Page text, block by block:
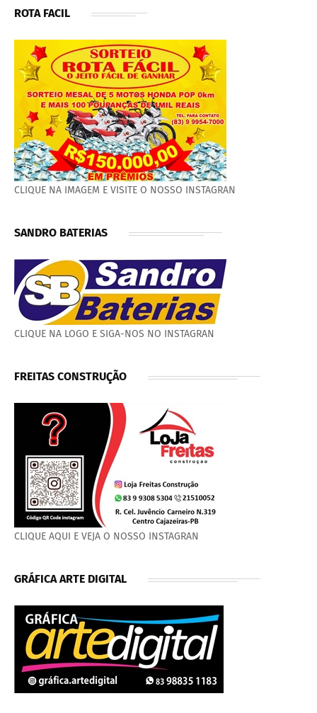
ROTA FACIL
CLIQUE NA IMAGEM E VISITE O NOSSO INSTAGRAN
SANDRO BATERIAS
CLIQUE NA LOGO E SIGA-NOS NO INSTAGRAN
FREITAS CONSTRUÇÃO
CLIQUE AQUI E VEJA O NOSSO INSTAGRAN
GRÁFICA ARTE DIGITAL